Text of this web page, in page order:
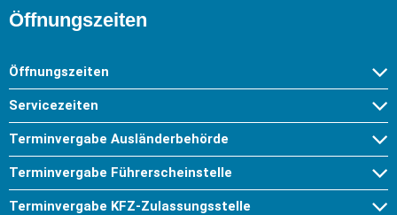
Öffnungszeiten
Öffnungszeiten
Servicezeiten
Terminvergabe Ausländerbehörde
Terminvergabe Führerscheinstelle
Terminvergabe KFZ-Zulassungsstelle